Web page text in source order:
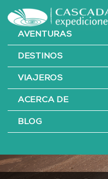
AVENTURAS
DESTINOS
VIAJEROS
ACERCA DE
BLOG